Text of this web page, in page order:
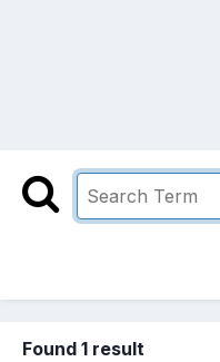
Found 1 result